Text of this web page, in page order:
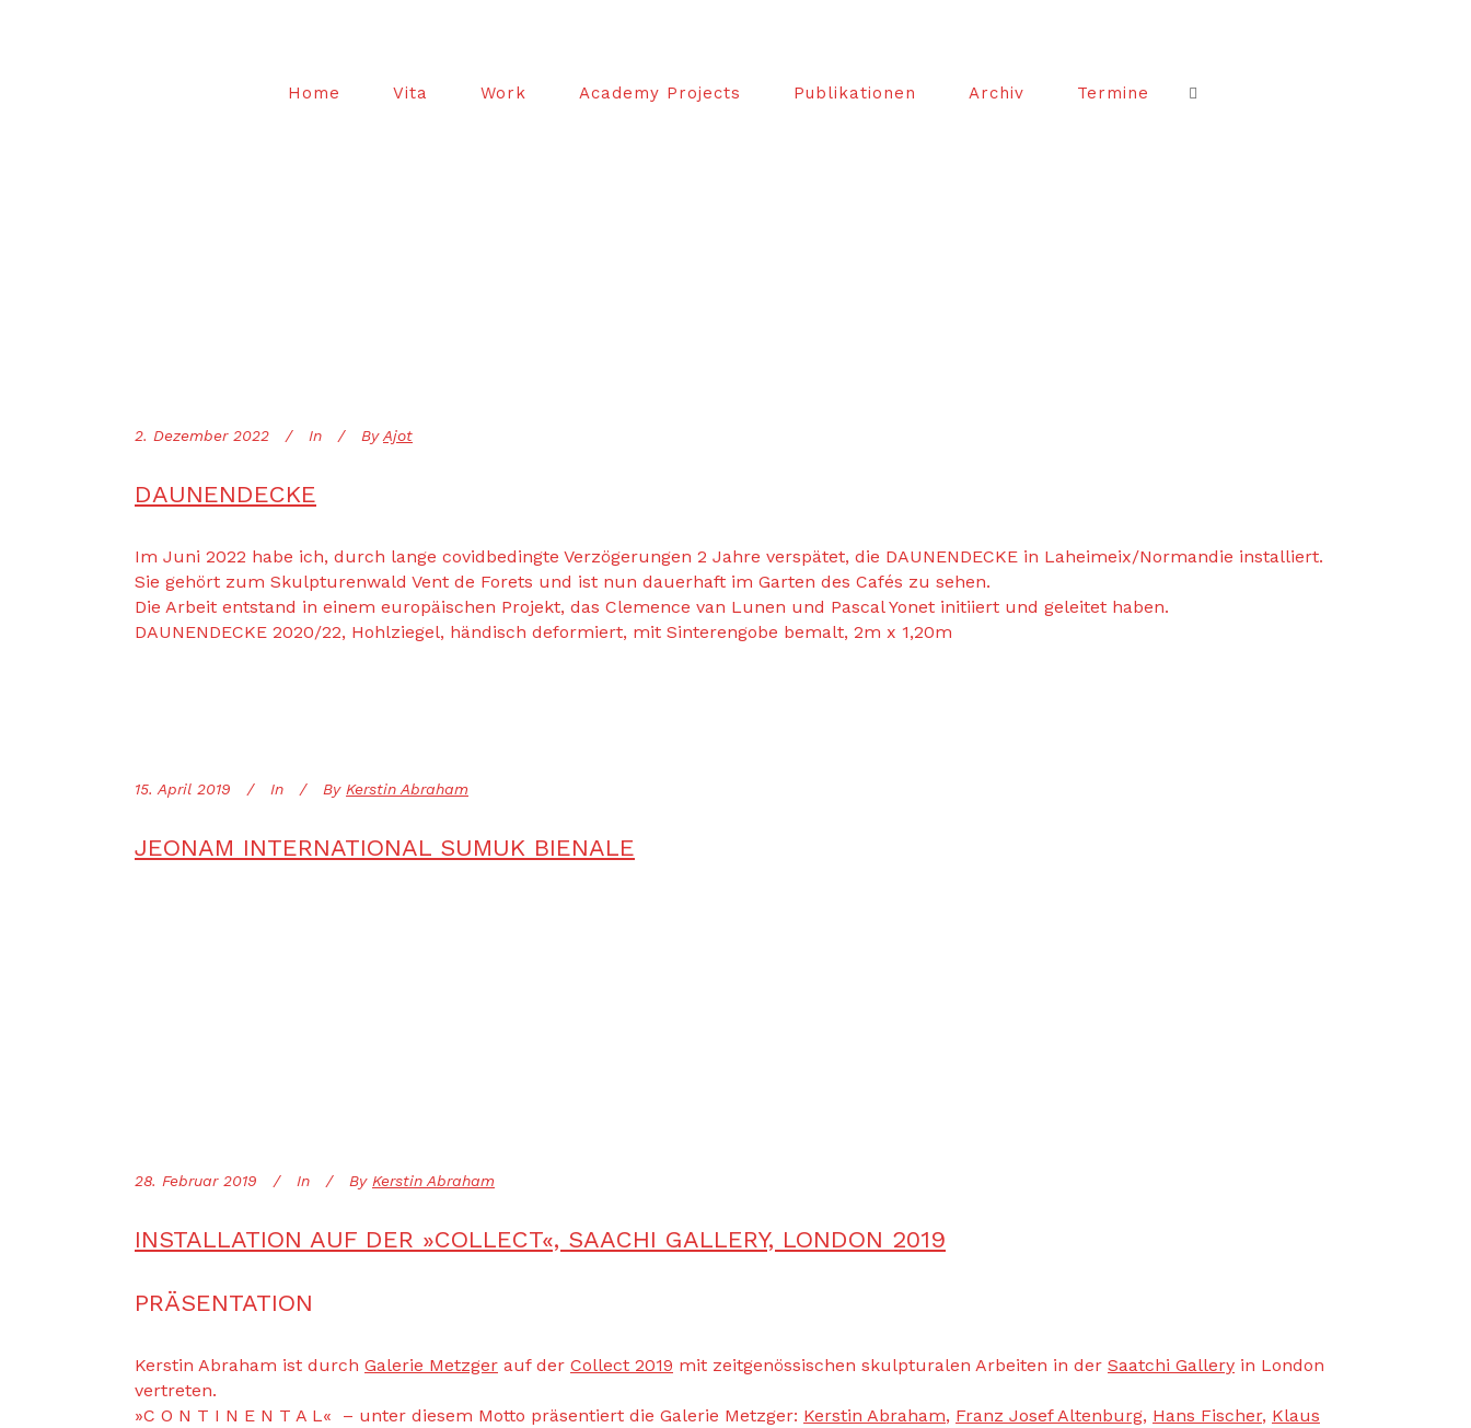
Home Vita Work Academy Projects Publikationen Archiv Termine
2. Dezember 2022 In By Ajot
DAUNENDECKE
Im Juni 2022 habe ich, durch lange covidbedingte Verzögerungen 2 Jahre verspätet, die DAUNENDECKE in Laheimeix/Normandie installiert.
Sie gehört zum Skulpturenwald Vent de Forets und ist nun dauerhaft im Garten des Cafés zu sehen.
Die Arbeit entstand in einem europäischen Projekt, das Clemence van Lunen und Pascal Yonet initiiert und geleitet haben.
DAUNENDECKE 2020/22, Hohlziegel, händisch deformiert, mit Sinterengobe bemalt, 2m x 1,20m
15. April 2019 In By Kerstin Abraham
JEONAM INTERNATIONAL SUMUK BIENALE
28. Februar 2019 In By Kerstin Abraham
INSTALLATION AUF DER »COLLECT«, SAACHI GALLERY, LONDON 2019
PRÄSENTATION
Kerstin Abraham ist durch Galerie Metzger auf der Collect 2019 mit zeitgenössischen skulpturalen Arbeiten in der Saatchi Gallery in London
vertreten.
»C O N T I N E N T A L« – unter diesem Motto präsentiert die Galerie Metzger: Kerstin Abraham, Franz Josef Altenburg, Hans Fischer, Klaus